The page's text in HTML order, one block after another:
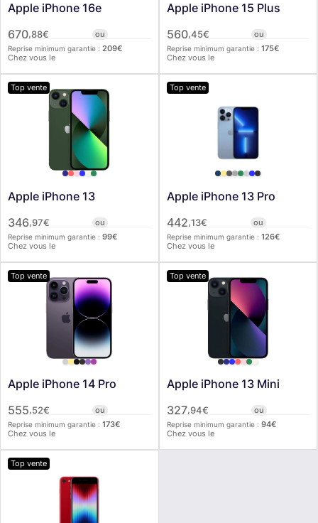
Apple iPhone 16e
670,88€ ou
Reprise minimum garantie : 209€
Chez vous le
Apple iPhone 15 Plus
560,45€ ou
Reprise minimum garantie : 175€
Chez vous le
Top vente
Apple iPhone 13
346,97€ ou
Reprise minimum garantie : 99€
Chez vous le
Top vente
Apple iPhone 13 Pro
442,13€ ou
Reprise minimum garantie : 126€
Chez vous le
Top vente
Apple iPhone 14 Pro
555,52€ ou
Reprise minimum garantie : 173€
Chez vous le
Top vente
Apple iPhone 13 Mini
327,94€ ou
Reprise minimum garantie : 94€
Chez vous le
Top vente